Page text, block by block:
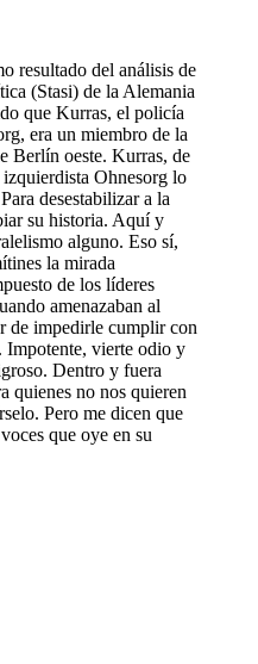
resultado del análisis de
(Stasi) de la Alemania
que Kurras, el policía
era un miembro de la
Berlín oeste. Kurras, de
Ohnesorg lo
desestabilizar a la
su historia. Aquí y
alguno. Eso sí,
la mirada
de los líderes
amenazaban al
de impedirle cumplir con
Impotente, vierte odio y
Dentro y fuera
quienes no nos quieren
Pero me dicen que
que oye en su